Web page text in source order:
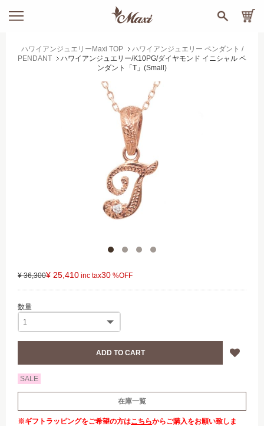
ハワイアンジュエリーMaxi TOP
ハワイアンジュエリー ペンダント /
PENDANT
ハワイアンジュエリー/K10PG/ダイヤモンド イニシャル ペ
ンダント「T」(Small)
¥ 36,300¥ 25,410 30
SALE
在庫一覧
※ギフトラッピングをご希望の方はこちらからご購入をお願い致しま